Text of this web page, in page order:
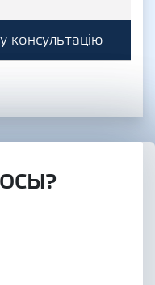
консультацію